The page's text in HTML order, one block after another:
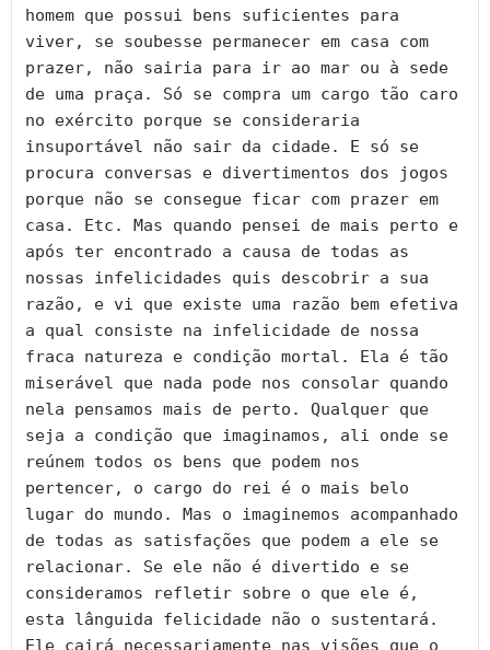
homem que possui bens suficientes para
viver, se soubesse permanecer em casa com
prazer, não sairia para ir ao mar ou à sede
de uma praça. Só se compra um cargo tão caro
no exército porque se consideraria
insuportável não sair da cidade. E só se
procura conversas e divertimentos dos jogos
porque não se consegue ficar com prazer em
casa. Etc. Mas quando pensei de mais perto e
após ter encontrado a causa de todas as
nossas infelicidades quis descobrir a sua
razão, e vi que existe uma razão bem efetiva
a qual consiste na infelicidade de nossa
fraca natureza e condição mortal. Ela é tão
miserável que nada pode nos consolar quando
nela pensamos mais de perto. Qualquer que
seja a condição que imaginamos, ali onde se
reúnem todos os bens que podem nos
pertencer, o cargo do rei é o mais belo
lugar do mundo. Mas o imaginemos acompanhado
de todas as satisfações que podem a ele se
relacionar. Se ele não é divertido e se
consideramos refletir sobre o que ele é,
esta lânguida felicidade não o sustentará.
Ele cairá necessariamente nas visões que o